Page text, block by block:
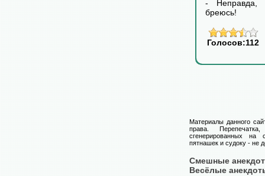
- Неправда,
бреюсь!
Голосов:112
Материалы данного
права.
сгенерированных на
пятнашек и судоку - не
Смешные
Весёлые